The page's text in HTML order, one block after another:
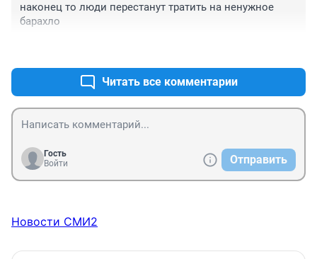
наконец то люди перестанут тратить на ненужное
барахло
Читать все комментарии
Гость
Войти
Отправить
Новости СМИ2